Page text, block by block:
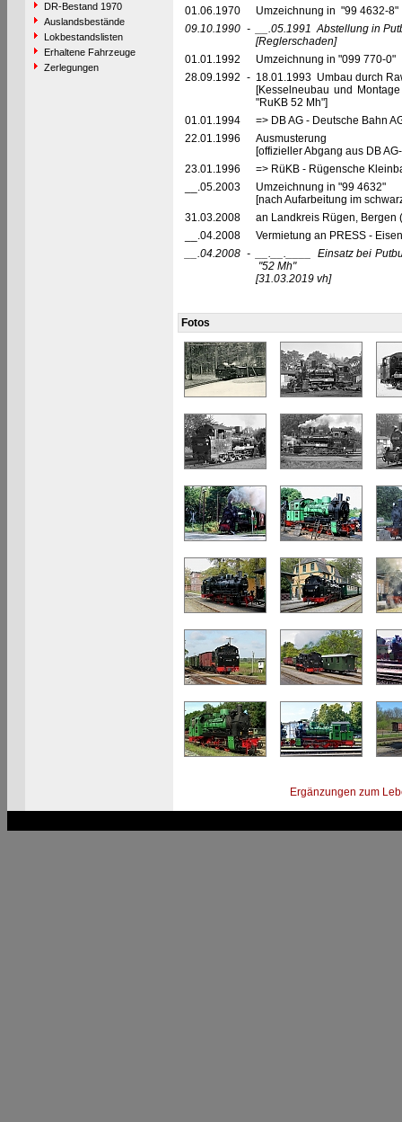
DR-Bestand 1970
Auslandsbestände
Lokbestandslisten
Erhaltene Fahrzeuge
Zerlegungen
01.06.1970
Umzeichnung in "99 4632-8"
09.10.1990 - __.05.1991 Abstellung in
[Reglerschaden]
01.01.1992
Umzeichnung in "099 770-0"
28.09.1992 - 18.01.1993 Umbau durch
[Kesselneubau und
"RuKB 52 Mh"]
01.01.1994
=> DB AG - Deutsche Bahn
22.01.1996
Ausmusterung
[offizieller Abgang aus DB
23.01.1996
=> RüKB - Rügensche
__.05.2003
Umzeichnung in "99 4632"
[nach Aufarbeitung im
31.03.2008
an Landkreis Rügen,
__.04.2008
Vermietung an PRESS -
__.04.2008 - __.__.____
Einsatz bei
"52 Mh"
[31.03.2019 vh]
Fotos
Ergänzungen zum